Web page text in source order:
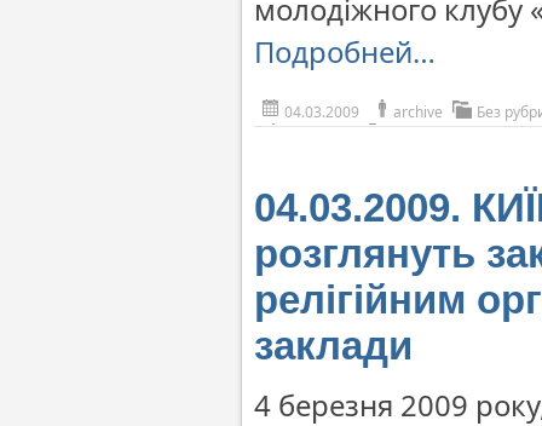
молодіжного клубу
Подробней…
04.03.2009 archive Без
04.03.2009.
розглянуть
релігійним
заклади
4 березня 2009